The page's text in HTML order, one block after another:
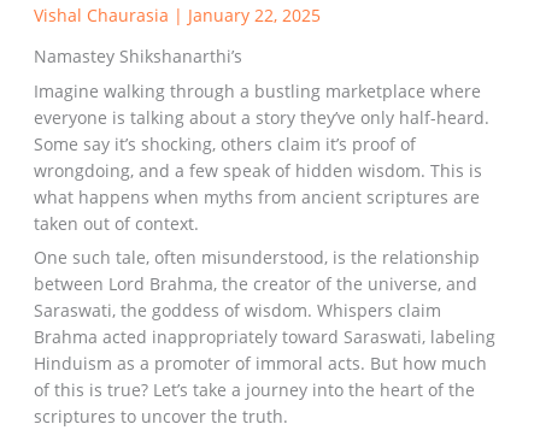
Vishal Chaurasia | January 22, 2025
Namastey Shikshanarthi’s
Imagine walking through a bustling marketplace where
everyone is talking about a story they’ve only half-heard.
Some say it’s shocking, others claim it’s proof of
wrongdoing, and a few speak of hidden wisdom. This is
what happens when myths from ancient scriptures are
taken out of context.
One such tale, often misunderstood, is the relationship
between Lord Brahma, the creator of the universe, and
Saraswati, the goddess of wisdom. Whispers claim
Brahma acted inappropriately toward Saraswati, labeling
Hinduism as a promoter of immoral acts. But how much
of this is true? Let’s take a journey into the heart of the
scriptures to uncover the truth.